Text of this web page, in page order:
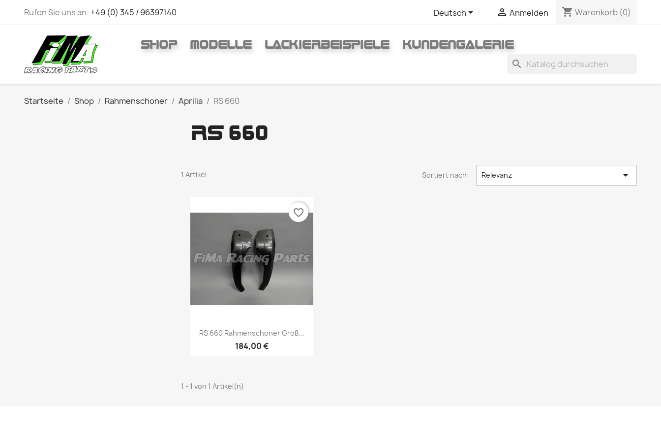
Rufen Sie uns an: +49 (0) 345 / 96397140 Deutsch  Anmelden shopping_cart Warenkorb (0)
SHOP MODELLE LACKIERBEISPIELE
KUNDENGALERIE
search
Startseite Shop Rahmenschoner Aprilia RS 660
RS 660
1 Artikel Sortiert nach: Relevanz 
Vorschau
RS 660 Rahmenschoner Groß...
184,00 €
favorite_border
1 - 1 von 1 Artikel(n)